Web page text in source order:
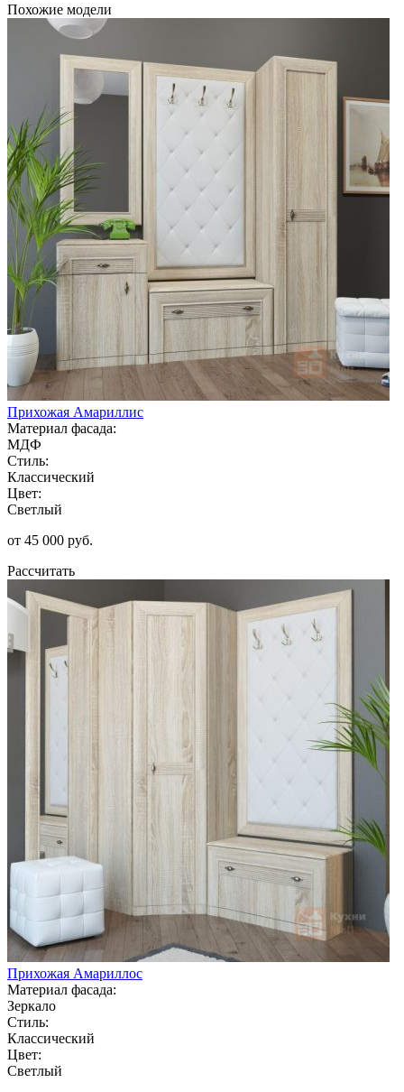
Похожие модели
Прихожая Амариллис
Материал фасада:
МДФ
Стиль:
Классический
Цвет:
Светлый
от 45 000 руб.
Рассчитать
Прихожая Амариллос
Материал фасада:
Зеркало
Стиль:
Классический
Цвет:
Светлый